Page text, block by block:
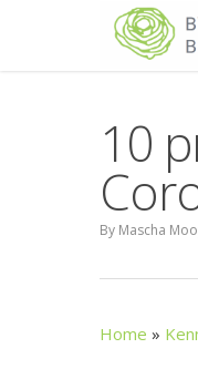
10
By Mascha
Home »